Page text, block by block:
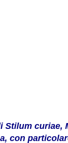
Stilum
con